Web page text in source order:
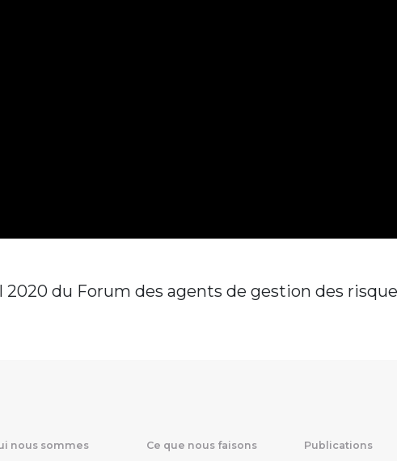
2020 du Forum des agents de gestion des
nous sommes
Ce que nous faisons
Publications